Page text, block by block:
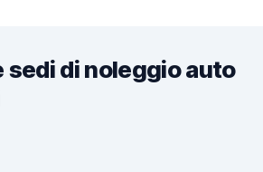
sedi di noleggio auto